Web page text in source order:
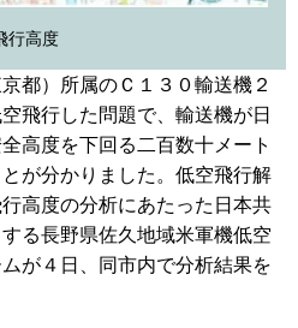
行高度
都）所属のＣ１３０輸送機２
飛行した問題で、輸送機が日
高度を下回る二百数十メート
が分かりました。低空飛行解
高度の分析にあたった日本共
る長野県佐久地域米軍機低空
が４日、同市内で分析結果を